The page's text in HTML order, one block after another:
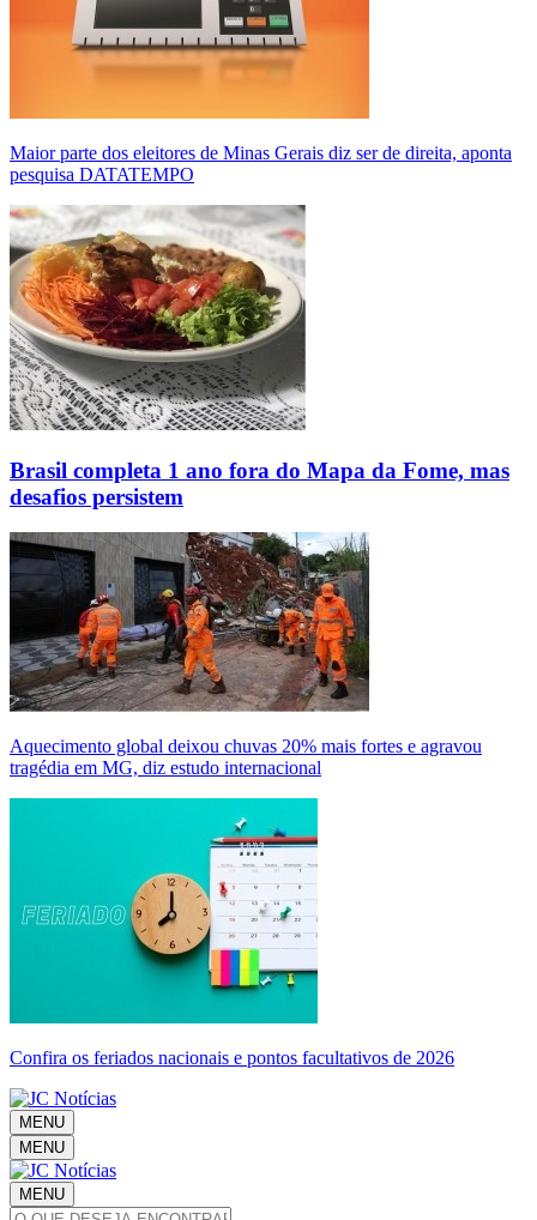
Maior parte dos eleitores de Minas Gerais diz ser de direita, aponta
pesquisa DATATEMPO
Brasil completa 1 ano fora do Mapa da Fome, mas
desafios persistem
Aquecimento global deixou chuvas 20% mais fortes e agravou
tragédia em MG, diz estudo internacional
Confira os feriados nacionais e pontos facultativos de 2026
MENU
MENU
MENU